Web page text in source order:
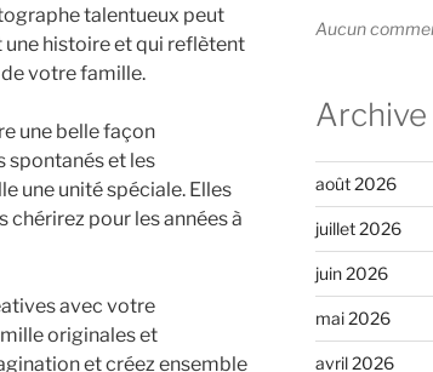
talentueux peut
histoire et qui reflètent
votre famille.
une belle façon
spontanés et les
une unité spéciale. Elles
pour les années à
avec votre
originales et
et créez ensemble
Aucun
Archive
août 2026
juillet 2026
juin 2026
mai 2026
avril 2026